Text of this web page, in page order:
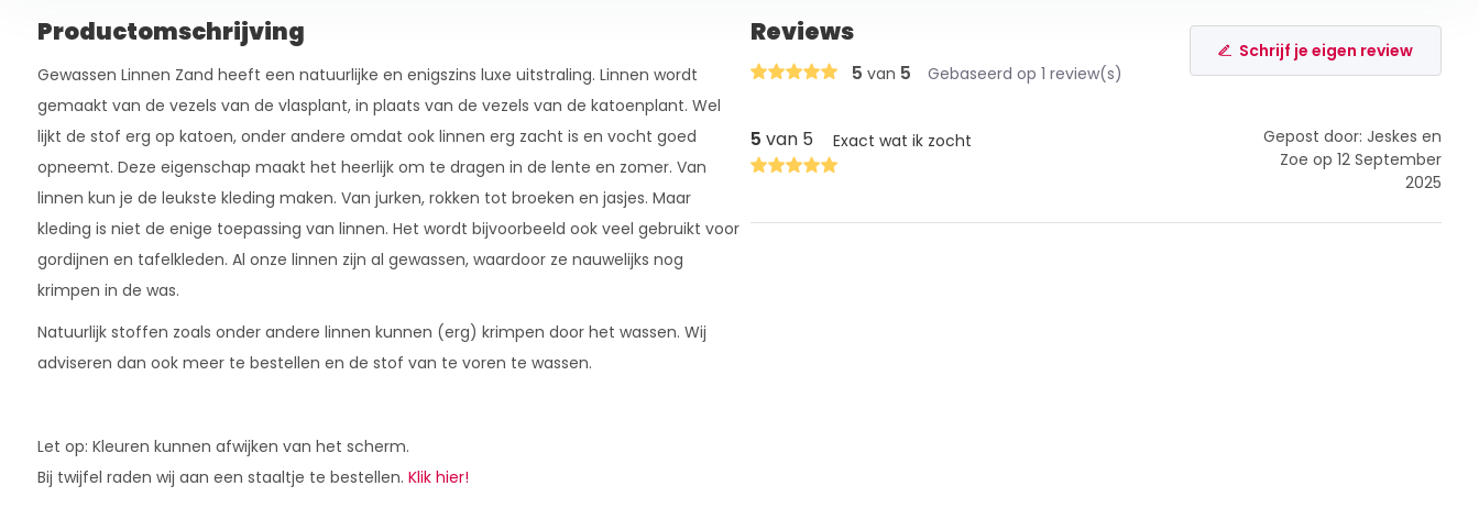
Productomschrijving
Gewassen Linnen Zand heeft een natuurlijke en enigszins luxe uitstraling. Linnen wordt
gemaakt van de vezels van de vlasplant, in plaats van de vezels van de katoenplant. Wel
lijkt de stof erg op katoen, onder andere omdat ook linnen erg zacht is en vocht goed
opneemt. Deze eigenschap maakt het heerlijk om te dragen in de lente en zomer. Van
linnen kun je de leukste kleding maken. Van jurken, rokken tot broeken en jasjes. Maar
kleding is niet de enige toepassing van linnen. Het wordt bijvoorbeeld ook veel gebruikt voor
gordijnen en tafelkleden. Al onze linnen zijn al gewassen, waardoor ze nauwelijks nog
krimpen in de was.
Natuurlijk stoffen zoals onder andere linnen kunnen (erg) krimpen door het wassen. Wij
adviseren dan ook meer te bestellen en de stof van te voren te wassen.
Let op: Kleuren kunnen afwijken van het scherm.
Bij twijfel raden wij aan een staaltje te bestellen. Klik hier!
Reviews
5 van 5 Gebaseerd op 1 review(s)
Schrijf je eigen review
5 van 5 Exact wat ik zocht
Gepost door: Jeskes en
Zoe op 12 September
2025